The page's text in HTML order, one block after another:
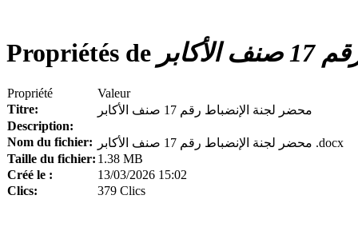
Propriétés de
Propriété
Valeur
Titre:
محضر لجنة الإنضباط رقم 17 صنف الأكابر
Description:
Nom du fichier:
محضر لجنة الإنضباط رقم 17 صنف الأكابر .docx
Taille du fichier: 1.38 MB
Créé le :
13/03/2026 15:02
Clics:
379 Clics